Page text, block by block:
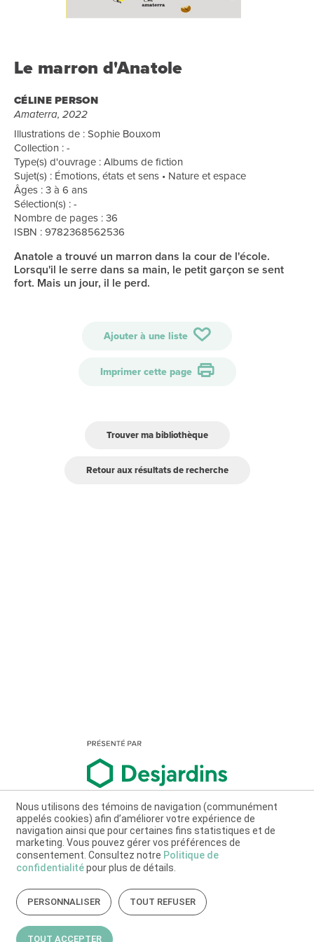
Le marron d'Anatole
CÉLINE PERSON
Amaterra, 2022
Illustrations de : Sophie Bouxom
Collection : -
Type(s) d'ouvrage : Albums de fiction
Sujet(s) : Émotions, états et sens • Nature et espace
Âges : 3 à 6 ans
Sélection(s) : -
Nombre de pages : 36
ISBN : 9782368562536
Anatole a trouvé un marron dans la cour de l'école.
Lorsqu'il le serre dans sa main, le petit garçon se sent
fort. Mais un jour, il le perd.
Ajouter à une liste
Imprimer cette page
Trouver ma bibliothèque
Retour aux résultats de recherche
Nous utilisons des témoins de navigation (communément
appelés cookies) afin d’améliorer votre expérience de
navigation ainsi que pour certaines fins statistiques et de
marketing. Vous pouvez gérer vos préférences de
consentement. Consultez notre Politique de
confidentialitépour plus de détails.
PERSONNALISER TOUT REFUSER
TOUT ACCEPTER